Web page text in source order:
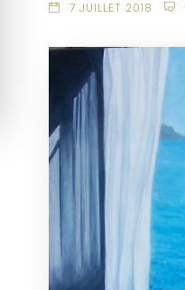
7 JUILLET 2018